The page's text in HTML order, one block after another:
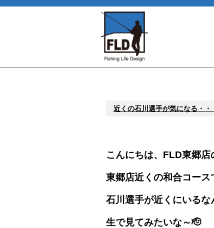
近くの石川選手が気になる・・
こんにちは、FLD東郷店
東郷店近くの和合コー
石川選手が近くにいるな
生で見てみたいな～🫡